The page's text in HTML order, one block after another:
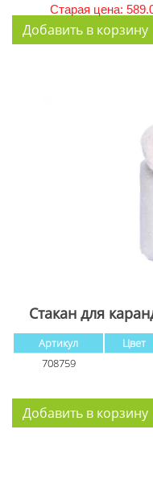
Старая цена:
Стакан для
Артикул Цвет
708759